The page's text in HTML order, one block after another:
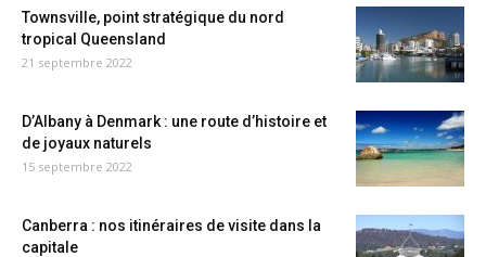
Townsville, point stratégique du nord
tropical Queensland
21 septembre 2022
D’Albany à Denmark : une route d’histoire et
de joyaux naturels
15 septembre 2022
Canberra : nos itinéraires de visite dans la
capitale